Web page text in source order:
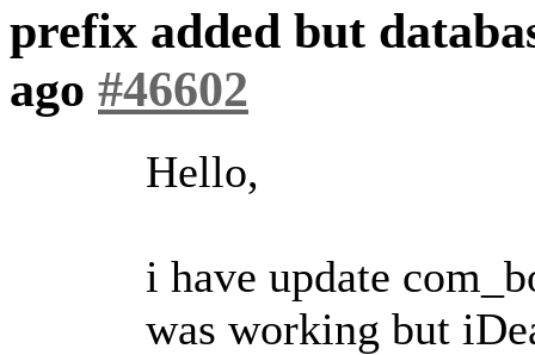
prefix added but
ago #46602
Hello,
i have update
was working but